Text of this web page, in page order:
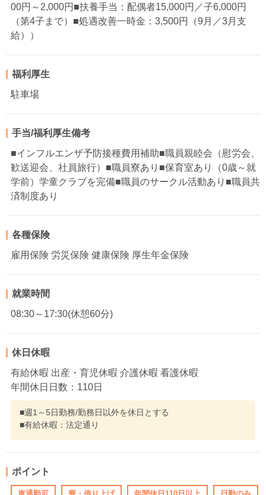
00円～2,000円■扶養手当：配偶者15,000円／子6,000円
（第4子まで）■処遇改善一時金：3,500円（9月／3月支
給））
福利厚生
駐車場
手当/福利厚生備考
■インフルエンザ予防接種費用補助■職員親睦会（慰労会、
歓送迎会、社員旅行）■職員寮あり■保育室あり（0歳～就
学前）学童クラブを完備■職員のサークル活動あり■職員共
済制度あり
各種保険
雇用保険 労災保険 健康保険 厚生年金保険
就業時間
08:30～17:30(休憩60分)
休日休暇
有給休暇 出産・育児休暇 介護休暇 看護休暇
年間休日日数：110日
■週1～5日勤務/勤務日以外を休日とする
■有給休暇：法定通り
ポイント